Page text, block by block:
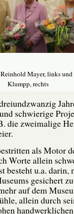
Mayer, links
Klumpp, rechts
schwierige
die zweimalige
als Motor
Worte allein
besteht u.a. darin,
gesichert
auf dem
allein durch